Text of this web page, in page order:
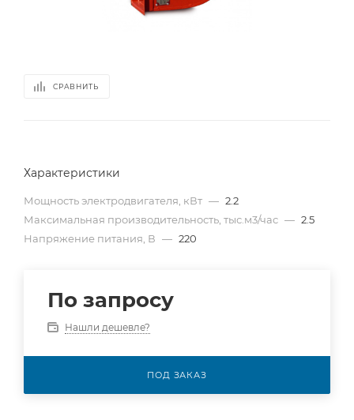
СРАВНИТЬ
Характеристики
Мощность электродвигателя, кВт — 2.2
Максимальная производительность, тыс.м3/час — 2.5
Напряжение питания, В — 220
По запросу
Нашли дешевле?
ПОД ЗАКАЗ